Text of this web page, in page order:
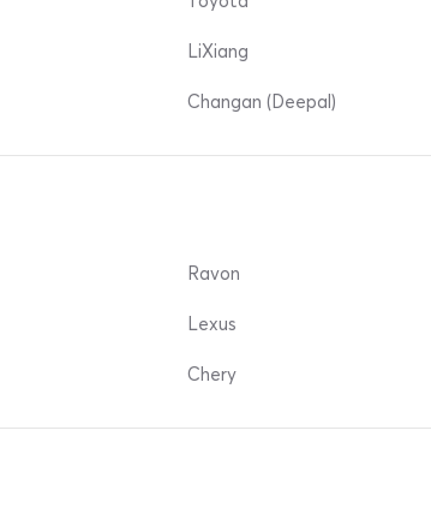
LiXiang
Changan (Deepal)
Ravon
Lexus
Chery